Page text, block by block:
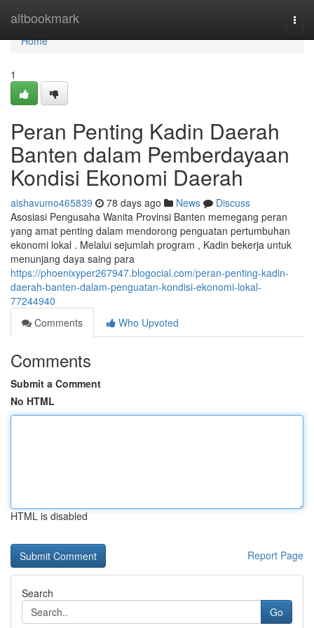
altbookmark
Home
Home
1
Peran Penting Kadin Daerah
Banten dalam Pemberdayaan
Kondisi Ekonomi Daerah
aishavumo465839 78 days ago News
Discuss
Asosiasi Pengusaha Wanita Provinsi Banten memegang peran
yang amat penting dalam mendorong penguatan pertumbuhan
ekonomi lokal . Melalui sejumlah program , Kadin bekerja untuk
menunjang daya saing para
https://phoenixyper267947.blogocial.com/peran-penting-kadin-
daerah-banten-dalam-penguatan-kondisi-ekonomi-lokal-
77244940
Comments
Who Upvoted
Comments
Submit a Comment
No HTML
HTML is disabled
Report Page
Search
Go